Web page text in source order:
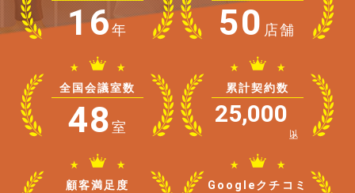
16年 50 店舗
全国会議室数
48室
累計契約数
25,000
顧客満足度 Googleクチコミ